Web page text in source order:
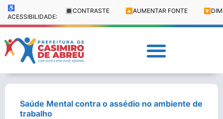
♿
ACESSIBILIDADE:
🔳 CONTRASTE 🔼 AUMENTAR FONTE 🔽
Saúde Mental contra o assédio no ambiente de
trabalho